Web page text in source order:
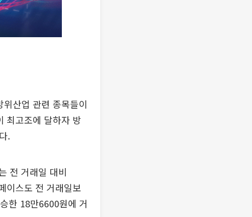
산업 관련 종목들이
최고조에 달하자 방
.
전 거래일 대비
이스도 전 거래일보
한 18만6600원에 거